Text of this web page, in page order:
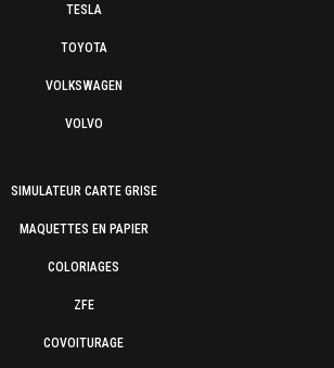
TESLA
TOYOTA
VOLKSWAGEN
VOLVO
SIMULATEUR CARTE GRISE
MAQUETTES EN PAPIER
COLORIAGES
ZFE
COVOITURAGE